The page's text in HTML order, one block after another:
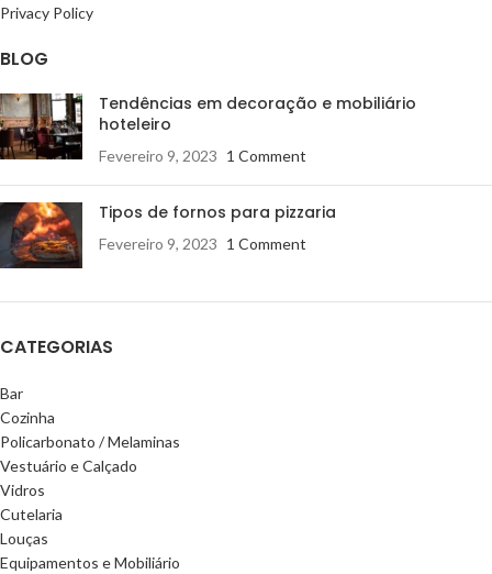
Privacy Policy
BLOG
Tendências em decoração e mobiliário
hoteleiro
Fevereiro 9, 2023 1 Comment
Tipos de fornos para pizzaria
Fevereiro 9, 2023 1 Comment
CATEGORIAS
Bar
Cozinha
Policarbonato / Melaminas
Vestuário e Calçado
Vidros
Cutelaria
Louças
Equipamentos e Mobiliário